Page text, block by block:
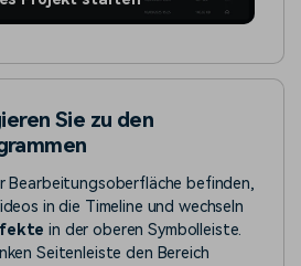
Sie zu den
Bearbeitungsoberfläche befinden,
in die Timeline und wechseln
in der oberen Symbolleiste.
Seitenleiste den Bereich